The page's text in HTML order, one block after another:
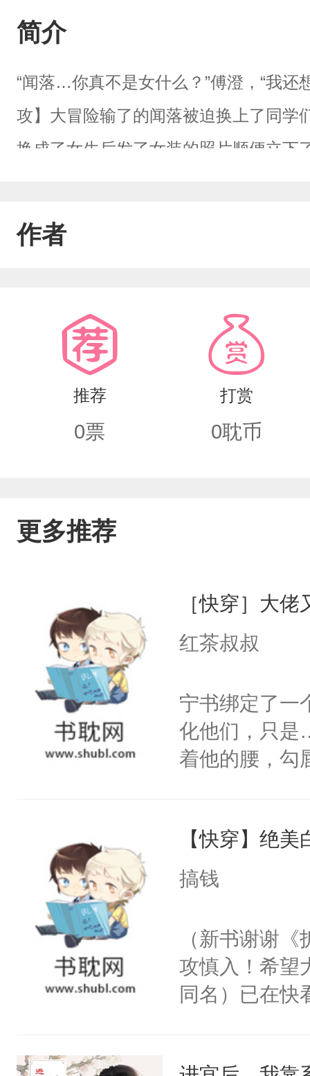
简介
“闻落…你真不是女什么？”傅澄，“我还
攻】大冒险输了的闻落被迫换上了同学
换成了女生后发了女装的照片顺便立下
是不是做错了什么（风中凌乱）jpg恋
的吧！”闻落：“你家风会吃苹果～？！
作者
推荐
0票
打赏
0耽币
更多推荐
［快穿］大
红茶叔叔
宁书绑定了一
化他们，只是
着他的腰，勾
来，给老公
用力——为你
【快穿】绝
搞钱
（新书谢谢
攻慎入！希望
同名）已在快